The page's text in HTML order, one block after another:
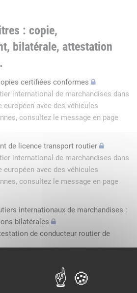
: copie,
bilatérale, attestation
certifiées conformes
international de marchandises dans
européen avec des véhicules
consultez le message en page
de licence transport routier
international de marchandises dans
européen avec des véhicules
consultez le message en page
internationaux de marchandises :
bilatérales
de conducteur routier de
de capacité professionnelle